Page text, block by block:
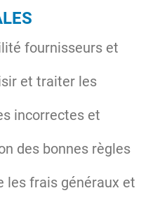
fournisseurs et
et traiter les
incorrectes et
des bonnes règles
les frais généraux et